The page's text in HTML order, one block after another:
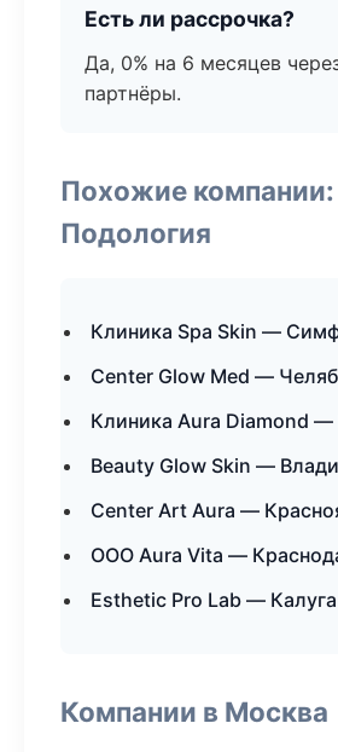
Есть ли рассрочка?
Да, 0% на 6 месяцев
партнёры.
Похожие компании:
Подология
Клиника Spa Skin —
Center Glow Med —
Клиника Aura Diamond
Beauty Glow Skin —
Center Art Aura —
ООО Aura Vita —
Esthetic Pro Lab — Калуга
Компании в Москва